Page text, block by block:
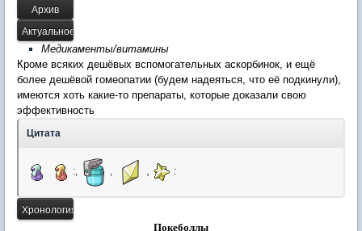
Медикаменты/витамины
Кроме всяких дешёвых вспомогательных аскорбинок, и ещё
более дешёвой гомеопатии (будем надеяться, что её подкинули),
имеются хоть какие-то препараты, которые доказали свою
эффективность
Цитата
:, , , :
Покеболлы